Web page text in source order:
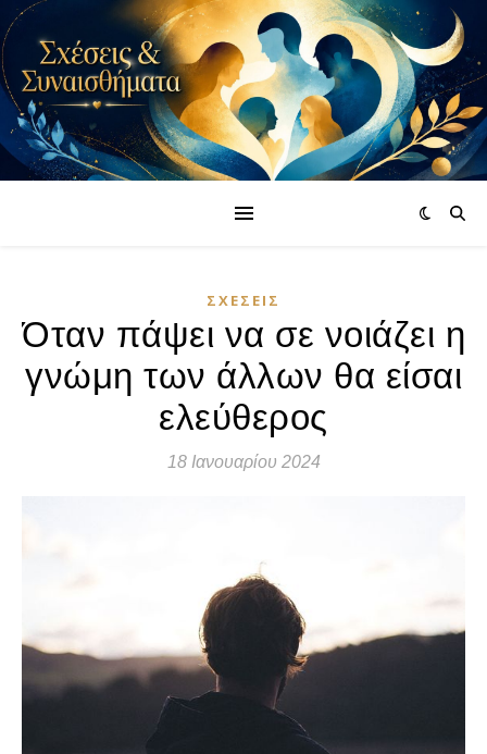
ΣΧΈΣΕΙΣ
Όταν πάψει να σε νοιάζει η
γνώμη των άλλων θα είσαι
ελεύθερος
18 Ιανουαρίου 2024